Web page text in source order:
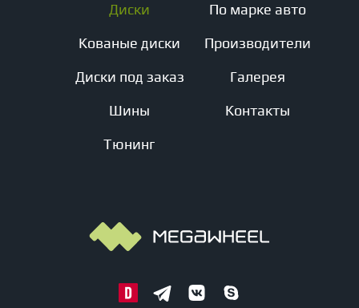
Диски
Кованые диски
Диски под заказ
Шины
Тюнинг
По марке авто
Производители
Галерея
Контакты